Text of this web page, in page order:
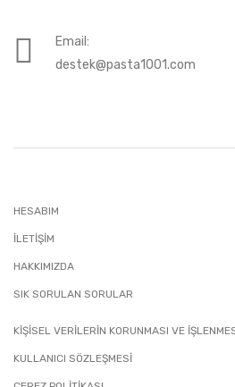
Email:
destek@pasta1001.com
HESABIM
İLETIŞIM
HAKKIMIZDA
SIK SORULAN SORULAR
KİŞİSEL VERİLERİN KORUNMASI VE
KULLANICI SÖZLEŞMESİ